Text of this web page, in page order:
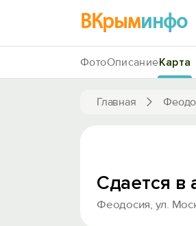
ВКрыминфо
Главная
ФотоОписаниеКарта
Сдается в
Феодосия, ул.